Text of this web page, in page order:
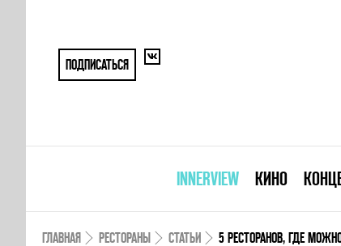
ПОДПИСАТЬСЯ
INNERVIEW КИНО
ГЛАВНАЯ РЕСТОРАНЫ СТАТЬИ 5 РЕСТОРАНОВ, ГДЕ